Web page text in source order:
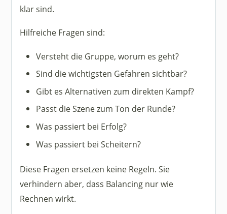
klar sind.
Hilfreiche Fragen sind:
Versteht die Gruppe, worum es geht?
Sind die wichtigsten Gefahren sichtbar?
Gibt es Alternativen zum direkten Kampf?
Passt die Szene zum Ton der Runde?
Was passiert bei Erfolg?
Was passiert bei Scheitern?
Diese Fragen ersetzen keine Regeln. Sie
verhindern aber, dass Balancing nur wie
Rechnen wirkt.